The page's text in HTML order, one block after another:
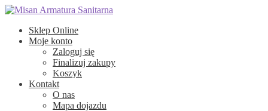
Przejdź
nawigacji
Przejdź
treści
Sklep Online
Moje konto
Zaloguj się
Finalizuj zakupy
Koszyk
Kontakt
O nas
Mapa dojazdu